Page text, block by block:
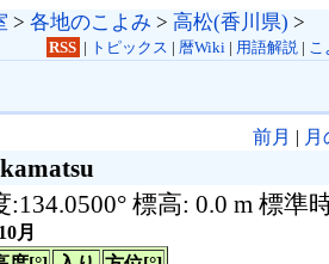
> 各地のこよみ > 高松(香川県) >
RSS | トピックス | 暦Wiki| 用語解説| こ
前月 |
:134.0500° 標高: 0.0 m 標準
月